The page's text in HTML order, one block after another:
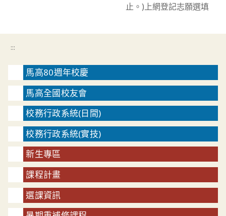
止。)上網登記志願選填
:::
馬高80週年校慶
馬高全國校友會
校務行政系統(日間)
校務行政系統(實技)
新生專區
課程計畫
選課資訊